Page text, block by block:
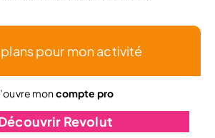
pour mon activité
moncompte pro
Revolut